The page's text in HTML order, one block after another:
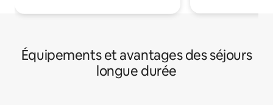
Équipements et avantages des séjours
longue durée